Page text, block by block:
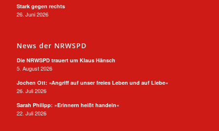
Stark gegen rechts
26. Juni 2026
News der NRWSPD
Die NRWSPD trauert um Klaus Hänsch
5. August 2026
Jochen Ott: »Angriff auf unser freies Leben und auf Liebe«
26. Juli 2026
Sarah Philipp: »Erinnern heißt handeln«
22. Juli 2026